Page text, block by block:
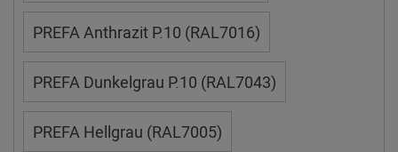
PREFA Anthrazit P.10 (RAL7016)
PREFA Dunkelgrau P.10 (RAL7043)
PREFA Hellgrau (RAL7005)